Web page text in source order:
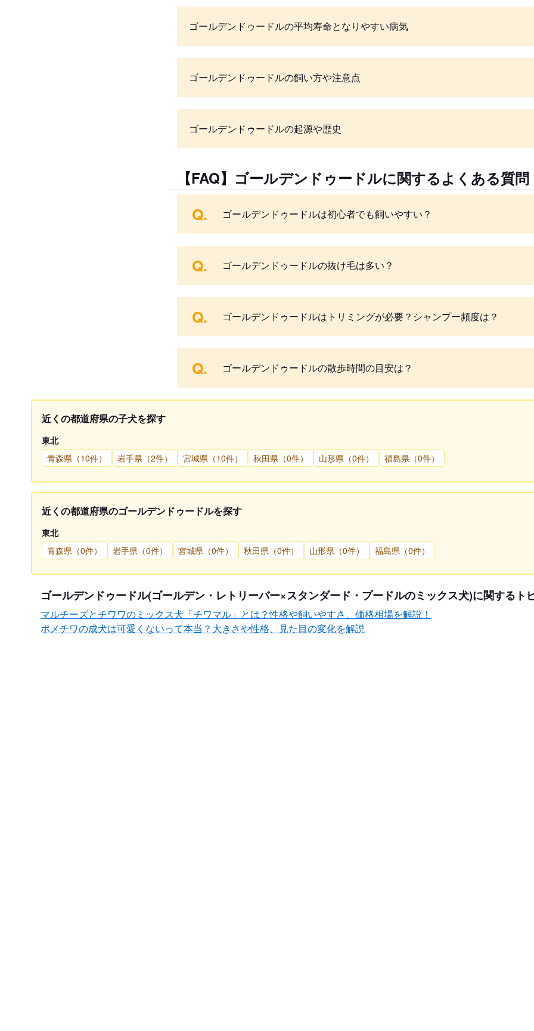
ゴールデンドゥードルの平均寿命となりやすい病気
ゴールデンドゥードルの飼い方や注意点
ゴールデンドゥードルの起源や歴史
【FAQ】ゴールデンドゥードルに関するよくある質問
Q. ゴールデンドゥードルは初心者でも飼いやすい？
Q. ゴールデンドゥードルの抜け毛は多い？
Q. ゴールデンドゥードルはトリミングが必要？シャンプー頻度は？
Q. ゴールデンドゥードルの散歩時間の目安は？
近くの都道府県の子犬を探す
東北
青森県（10件）
岩手県（2件） 宮城県（10件） 秋田県（0件） 山形県（0件） 福島県（0件）
近くの都道府県のゴールデンドゥードルを探す
東北
青森県（0件）
岩手県（0件） 宮城県（0件） 秋田県（0件） 山形県（0件） 福島県（0件）
ゴールデンドゥードル(ゴールデン・レトリーバー×スタンダード・プードルのミックス犬)に関するト
マルチーズとチワワのミックス犬「チワマル」とは？性格や飼いやすさ、価格相場を解説！
ポメチワの成犬は可愛くないって本当？大きさや性格、見た目の変化を解説